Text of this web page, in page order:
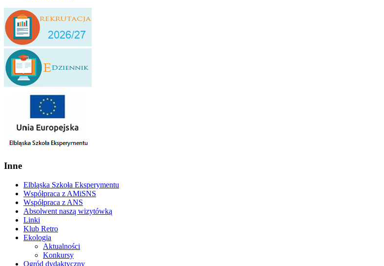
Inne
Elbląska Szkoła Eksperymentu
Współpraca z AMiSNS
Współpraca z ANS
Absolwent naszą wizytówką
Linki
Klub Retro
Ekologia
Aktualności
Konkursy
Ogród dydaktyczny